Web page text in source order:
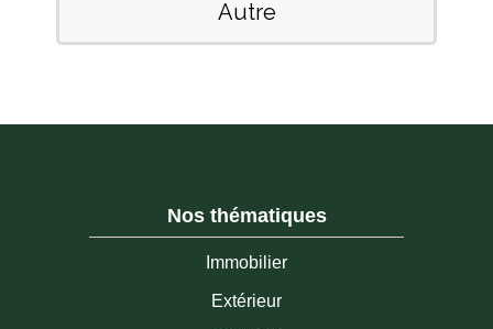
Nos thématiques
Immobilier
Extérieur